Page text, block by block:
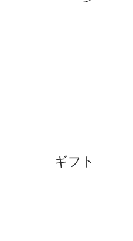
ギフト